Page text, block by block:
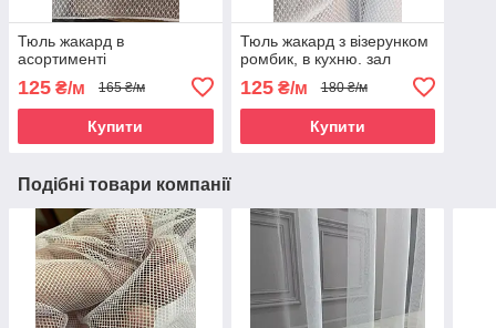
Тюль жакард в
асортименті
125 ₴/м 165 ₴/м
Купити
Тюль жакард з візерунком
ромбик, в кухню. зал
125₴/м 180 ₴/м
Купити
Подібні товари компанії